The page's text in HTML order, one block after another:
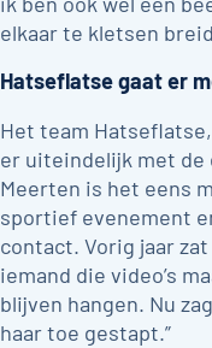
elkaar te kletsen
Hatseflatse gaat er
Het team
er uiteindelijk met de
Meerten is het eens
sportief evenement
contact. Vorig jaar
iemand die video’s
blijven hangen. Nu
haar toe gestapt.”